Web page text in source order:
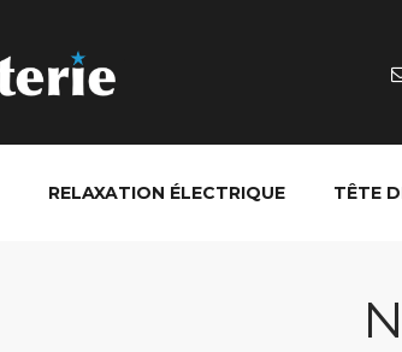
RELAXATION ÉLECTRIQUE TÊTE